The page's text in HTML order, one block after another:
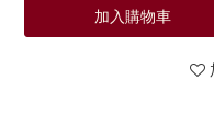
加入購物車